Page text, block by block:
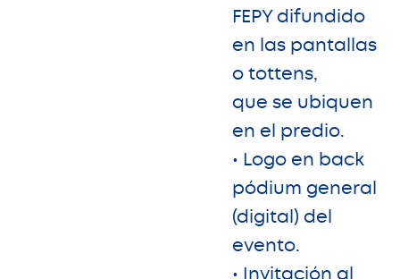
FEPY difundido
en las pantallas
o tottens,
que se ubiquen
en el predio.
• Logo en back
pódium general
(digital) del
evento.
• Invitación al